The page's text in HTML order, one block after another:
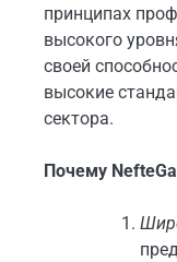
принципах
высокого
своей
высокие
сектора.
Почему